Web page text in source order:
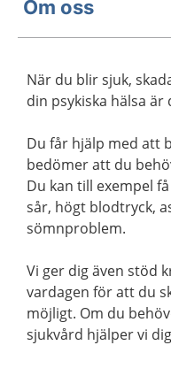
Om oss
När du blir sjuk,
din psykiska hälsa
Du får hjälp med att
bedömer att du
Du kan till exempel
sår, högt blodtryck,
sömnproblem.
Vi ger dig även stöd
vardagen för att du
möjligt. Om du
sjukvård hjälper vi